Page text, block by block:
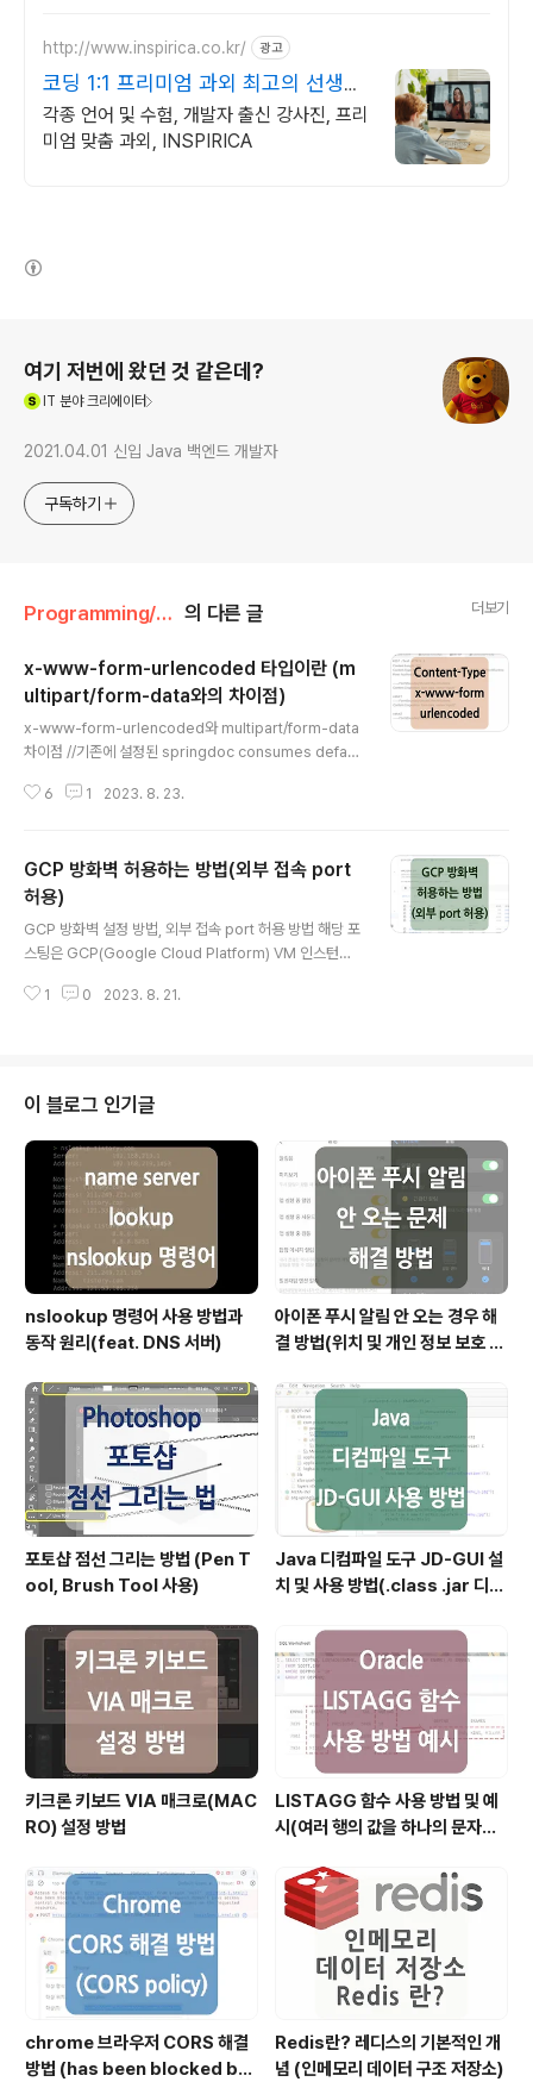
http://www.inspirica.co.kr/ 광고
코딩 1:1 프리미엄 과외 최고의 선생님
들과 함께
각종 언어 및 수험, 개발자 출신 강사진, 프리
미엄 맞춤 과외, INSPIRICA
여기 저번에 왔던 것 같은데?
IT 분야 크리에이터
2021.04.01 신입 Java 백엔드 개발자
구독하기
Programming/Web 의 다른 글 더보기
x-www-form-urlencoded 타입이란 (m
ultipart/form-data와의 차이점)
x-www-form-urlencoded와 multipart/form-data
차이점 //기존에 설정된 springdoc consumes defaul
변경된 설정 default-consumes-media-type: appli
gdoc default-consumes-media-type을 'applicat
ion/x-www-form-urlencoded'로 바꾸는 게 어떻겠
냐는 제안을 받았습니다. (consumes: 클라이언트가 서
버에 보내는 데이터 타입, produces: 서버가 클라이언트
6 1 2023. 8. 23.
GCP 방화벽 허용하는 방법(외부 접속 port
허용)
GCP 방화벽 설정 방법, 외부 접속 port 허용 방법 해당 포
스팅은 GCP(Google Cloud Platform) VM 인스턴스
다. 방화벽이란? 방화벽이란, 쉽게 원치 않는 트래픽으로부
벽이 없으면 해당 네트워크는 시스템을 손상시키려는 바이
러스나 멀웨어, 해커의 공격 등 많은 악성 트래픽에 무방비
로 노출되게 됩니다. GCP 방화벽 기본 설정 GCP 서버를
구축한 뒤에 해당 서버에 설정된 방화벽 정보를 확인해 보
면 다음과 같은데요. 인스턴스 생성 시 HTTP, HTTPS에
대한 트래픽..
1 0 2023. 8. 21.
이 블로그 인기글
nslookup 명령어 사용 방법과
동작 원리(feat. DNS 서버)
아이폰 푸시 알림 안 오는 경우 해
결 방법(위치 및 개인 정보 보호 재
포토샵 점선 그리는 방법 (Pen T
ool, Brush Tool 사용)
Java 디컴파일 도구 JD-GUI 설
치 및 사용 방법(.class .jar 디컴
키크론 키보드 VIA 매크로(MAC
RO) 설정 방법
LISTAGG 함수 사용 방법 및 예
시(여러 행의 값을 하나의 문자열
chrome 브라우저 CORS 해결
방법 (has been blocked by
Redis란? 레디스의 기본적인 개
념 (인메모리 데이터 구조 저장소)